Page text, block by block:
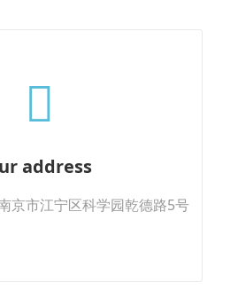
address
京市江宁区科学园乾德路5号